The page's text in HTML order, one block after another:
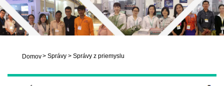
Domov> Správy > Správy z priemyslu